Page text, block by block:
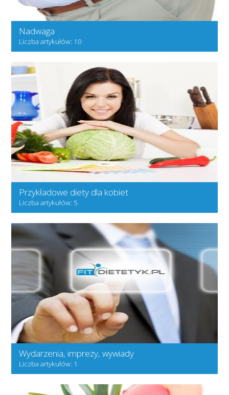
Nadwaga
Liczba artykułów: 10
Przykładowe diety dla kobiet
Liczba artykułów: 5
Wydarzenia, imprezy, wywiady
Liczba artykułów: 1